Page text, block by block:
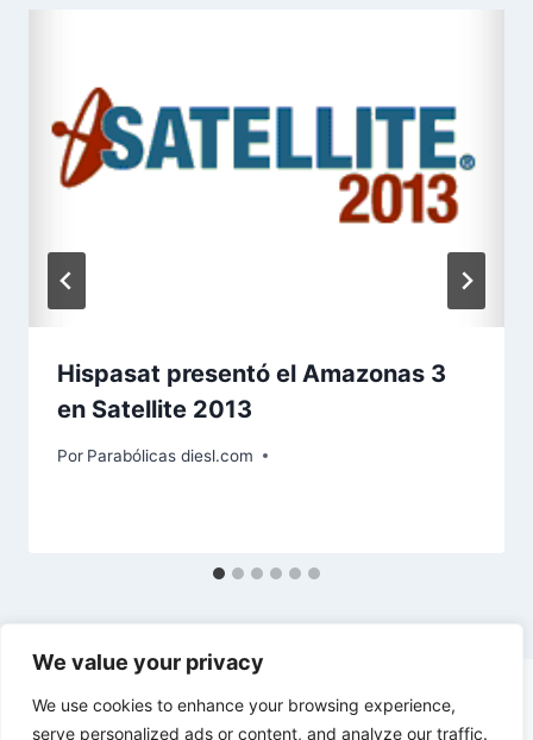
We value your privacy
We use cookies to enhance your browsing experience,
serve personalized ads or content, and analyze our traffic.
Hispasat presentó el Amazonas 3
en Satellite 2013
Por Parabólicas diesl.com